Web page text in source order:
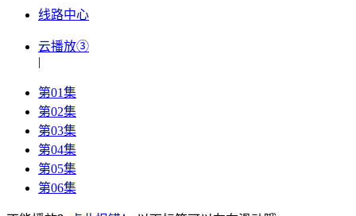
线路中心
云播放③
|
第01集
第02集
第03集
第04集
第05集
第06集